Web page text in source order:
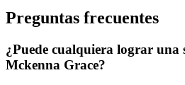
Preguntas frecuentes
¿Puede cualquiera lograr una
Mckenna Grace?